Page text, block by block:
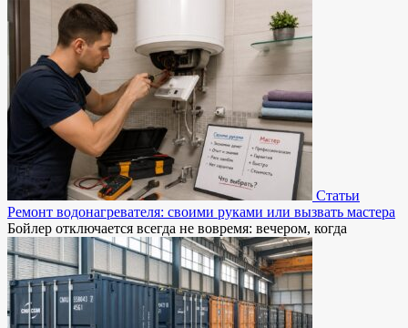
Статьи
Ремонт водонагревателя: своими руками или вызвать мастера
Бойлер отключается всегда не вовремя: вечером, когда